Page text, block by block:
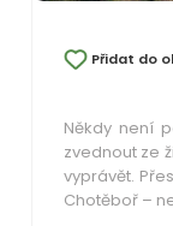
Přidat do
Někdy není
zvednout ze
vyprávět.
Chotěboř –